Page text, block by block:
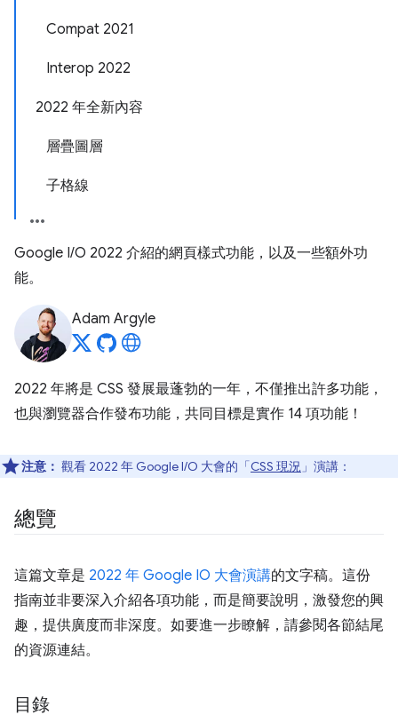
Compat 2021
Interop 2022
2022 年全新內容
層疊圖層
子格線
Google I/O 2022 介紹的網頁樣式功能，以及一些額外功
能。
Adam Argyle
2022 年將是 CSS 發展最蓬勃的一年，不僅推出許多功能，
也與瀏覽器合作發布功能，共同目標是實作 14 項功能！
注意： 觀看 2022 年 Google I/O 大會的「CSS 現況 」演講：
總覽
這篇文章是 2022 年 Google IO 大會演講的文字稿。這份
指南並非要深入介紹各項功能，而是簡要說明，激發您的興
趣，提供廣度而非深度。如要進一步瞭解，請參閱各節結尾
的資源連結。
目錄